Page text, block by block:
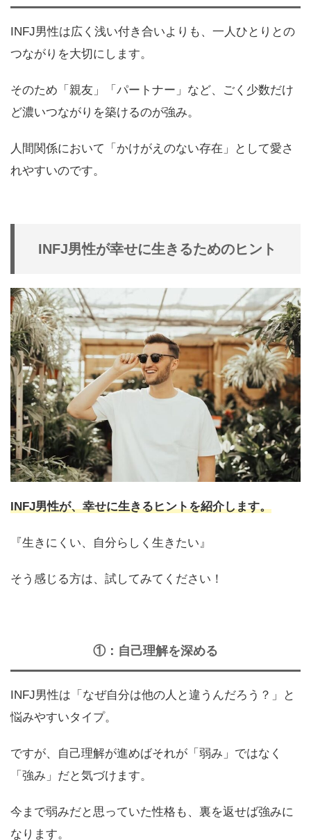
INFJ男性は広く浅い付き合いよりも、一人ひとりとの
つながりを大切にします。
そのため「親友」「パートナー」など、ごく少数だけ
ど濃いつながりを築けるのが強み。
人間関係において「かけがえのない存在」として愛さ
れやすいのです。
INFJ男性が幸せに生きるためのヒント
INFJ男性が、幸せに生きるヒントを紹介します。
『生きにくい、自分らしく生きたい』
そう感じる方は、試してみてください！
①：自己理解を深める
INFJ男性は「なぜ自分は他の人と違うんだろう？」と
悩みやすいタイプ。
ですが、自己理解が進めばそれが「弱み」ではなく
「強み」だと気づけます。
今まで弱みだと思っていた性格も、裏を返せば強みに
なります。